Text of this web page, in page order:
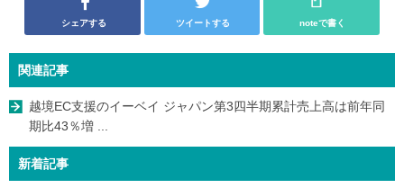
シェアする ツイートする noteで書く
関連記事
越境EC支援のイーベイ ジャパン第3四半期累計売上高は前年同
期比43％増 ...
新着記事